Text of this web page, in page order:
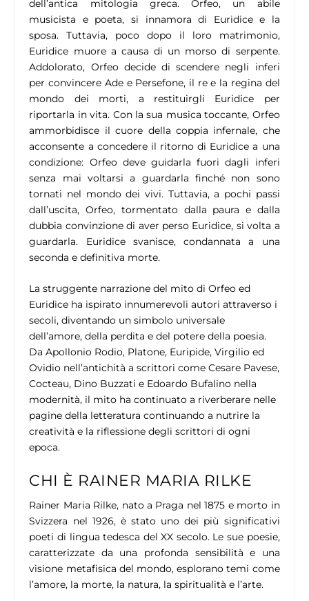
dell’antica mitologia greca. Orfeo, un abile
musicista e poeta, si innamora di Euridice e la
sposa. Tuttavia, poco dopo il loro matrimonio,
Euridice muore a causa di un morso di serpente.
Addolorato, Orfeo decide di scendere negli inferi
per convincere Ade e Persefone, il re e la regina del
mondo dei morti, a restituirgli Euridice per
riportarla in vita. Con la sua musica toccante, Orfeo
ammorbidisce il cuore della coppia infernale, che
acconsente a concedere il ritorno di Euridice a una
condizione: Orfeo deve guidarla fuori dagli inferi
senza mai voltarsi a guardarla finché non sono
tornati nel mondo dei vivi. Tuttavia, a pochi passi
dall’uscita, Orfeo, tormentato dalla paura e dalla
dubbia convinzione di aver perso Euridice, si volta a
guardarla. Euridice svanisce, condannata a una
seconda e definitiva morte.
La struggente narrazione del mito di Orfeo ed
Euridice ha ispirato innumerevoli autori attraverso i
secoli, diventando un simbolo universale
dell’amore, della perdita e del potere della poesia.
Da Apollonio Rodio, Platone, Euripide, Virgilio ed
Ovidio nell’antichità a scrittori come Cesare Pavese,
Cocteau, Dino Buzzati e Edoardo Bufalino nella
modernità, il mito ha continuato a riverberare nelle
pagine della letteratura continuando a nutrire la
creatività e la riflessione degli scrittori di ogni
epoca.
CHI È RAINER MARIA RILKE
Rainer Maria Rilke, nato a Praga nel 1875 e morto in
Svizzera nel 1926, è stato uno dei più significativi
poeti di lingua tedesca del XX secolo. Le sue poesie,
caratterizzate da una profonda sensibilità e una
visione metafisica del mondo, esplorano temi come
l’amore, la morte, la natura, la spiritualità e l’arte.